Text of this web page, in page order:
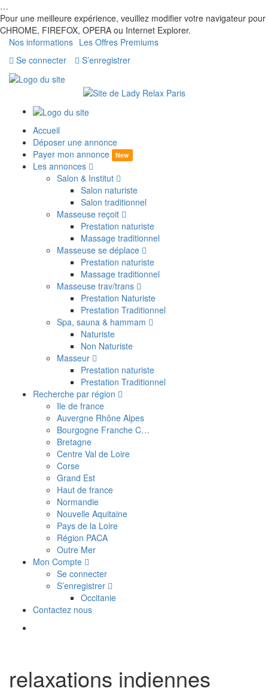
…
Pour une meilleure expérience, veuillez modifier votre navigateur pour
CHROME, FIREFOX, OPERA ou Internet Explorer.
Nos informations Les Offres Premiums
Se connecter
S’enregistrer
Accueil
Déposer une annonce
Payer mon annonce
New
Les annonces
Salon & Institut
Salon naturiste
Salon traditionnel
Masseuse reçoit
Prestation naturiste
Massage traditionnel
Masseuse se déplace
Prestation naturiste
Massage traditionnel
Masseuse trav/trans
Prestation Naturiste
Prestation Traditionnel
Spa, sauna & hammam
Naturiste
Non Naturiste
Masseur
Prestation naturiste
Prestation Traditionnel
Recherche par région
Ile de france
Auvergne Rhône Alpes
Bourgogne Franche C…
Bretagne
Centre Val de Loire
Corse
Grand Est
Haut de france
Normandie
Nouvelle Aquitaine
Pays de la Loire
Région PACA
Outre Mer
Mon Compte
Se connecter
S’enregistrer
Occitanie
Contactez nous
relaxations indiennes